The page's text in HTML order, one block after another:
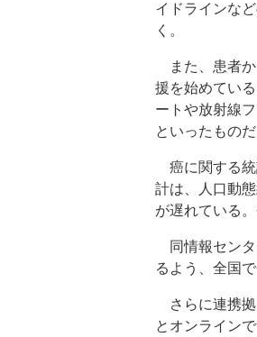
イドラインな
く。
また、患者か
援を始めてい
ートや放射線
といったものだ
癌に関する統
計は、人口動
が遅れている
同情報センタ
るよう、全国
さらに連携拠
とオンライン